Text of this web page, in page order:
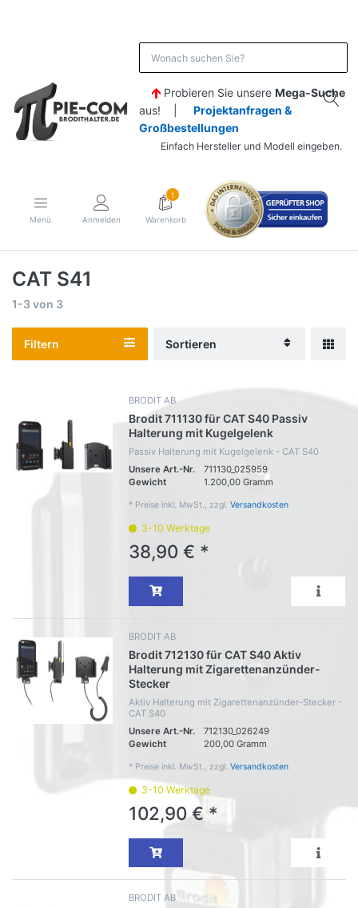
Probieren Sie unsere Mega-Suche
aus! | Projektanfragen &
Großbestellungen
Einfach Hersteller und Modell eingeben.
Menü Anmelden
1
Warenkorb
CAT S41
1-3von 3
Filtern Sortieren
BRODIT AB
Brodit 711130 für CAT S40 Passiv
Halterung mit Kugelgelenk
Passiv Halterung mit Kugelgelenk - CAT S40
Unsere Art.-Nr.
711130_025959
Gewicht
1.200,00 Gramm
* Preise inkl. MwSt., zzgl. Versandkosten
3-10 Werktage
38,90 € *
BRODIT AB
Brodit 712130 für CAT S40 Aktiv
Halterung mit Zigarettenanzünder-
Stecker
Aktiv Halterung mit Zigarettenanzünder-Stecker -
CAT S40
Unsere Art.-Nr.
712130_026249
Gewicht
200,00 Gramm
* Preise inkl. MwSt., zzgl. Versandkosten
3-10 Werktage
102,90 € *
BRODIT AB